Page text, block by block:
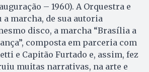
– 1960). A Orquestra e
a marcha, de sua autoria
disco, a marcha “Brasília a
composta em parceria com
e Capitão Furtado e, assim, fez
muitas narrativas, na arte e